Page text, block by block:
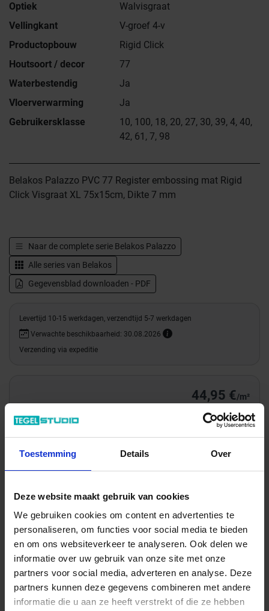
Toestemming Details Over
Deze website maakt gebruik van cookies
We gebruiken cookies om content en advertenties te
personaliseren, om functies voor social media te bieden
en om ons websiteverkeer te analyseren. Ook delen we
informatie over uw gebruik van onze site met onze
partners voor social media, adverteren en analyse. Deze
partners kunnen deze gegevens combineren met andere
informatie die u aan ze heeft verstrekt of die ze hebben
Optiek
Walvisgraat
Vellingkant
V-groef 4-v
Productopbouw
Rigid Click
Houtsoort / decor
77
Waterbestendig
Ja
Vloerverwarming
Ja
Gebruikersklasse
10, 100, 18, 20, 27, 30, 39, 4, 40,
42, 61, 7, 98
Belakos Palazzo PVC 77 Register embossing mat Rigid
Click Visgraat XL 75x15cm, Dikte 7 mm
Naar de complete serie Belakos Palazzo
Alle series van Belakos
Gegevensblad downloaden - PDF
Levertijd 10-15 werkdagen, verzendtijd 5-7 werkdagen
Verwachte beschikbaarheid: 30.08.2026
Verzending via expeditie
44,95 €/m²
Totale prijs / geleverde hoeveelheid
In het winkelmandje